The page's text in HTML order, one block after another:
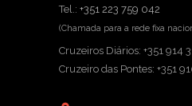
Tel.: +351 223 759 042
(Chamada para a rede fixa
Cruzeiros Diários: +351 914
Cruzeiro das Pontes: +351